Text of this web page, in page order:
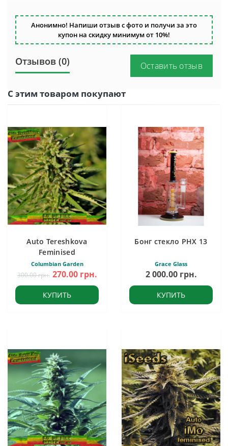
Анонимно! Напиши отзыв с фото и получи за это
купон на скидку минимум от 10%!
Отзывов (0) Оставить отзыв
С этим товаром покупают
Auto Tereshkova
Feminised
Columbian Garden
300.00 грн. 270.00 грн.
КУПИТЬ
Бонг стекло PHX 13
Grace Glass
2 000.00 грн.
КУПИТЬ